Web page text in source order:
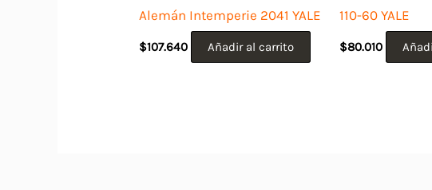
Alemán Intemperie 2041 YALE
$107.640 Añadir al carrito
110-60 YALE
$80.010